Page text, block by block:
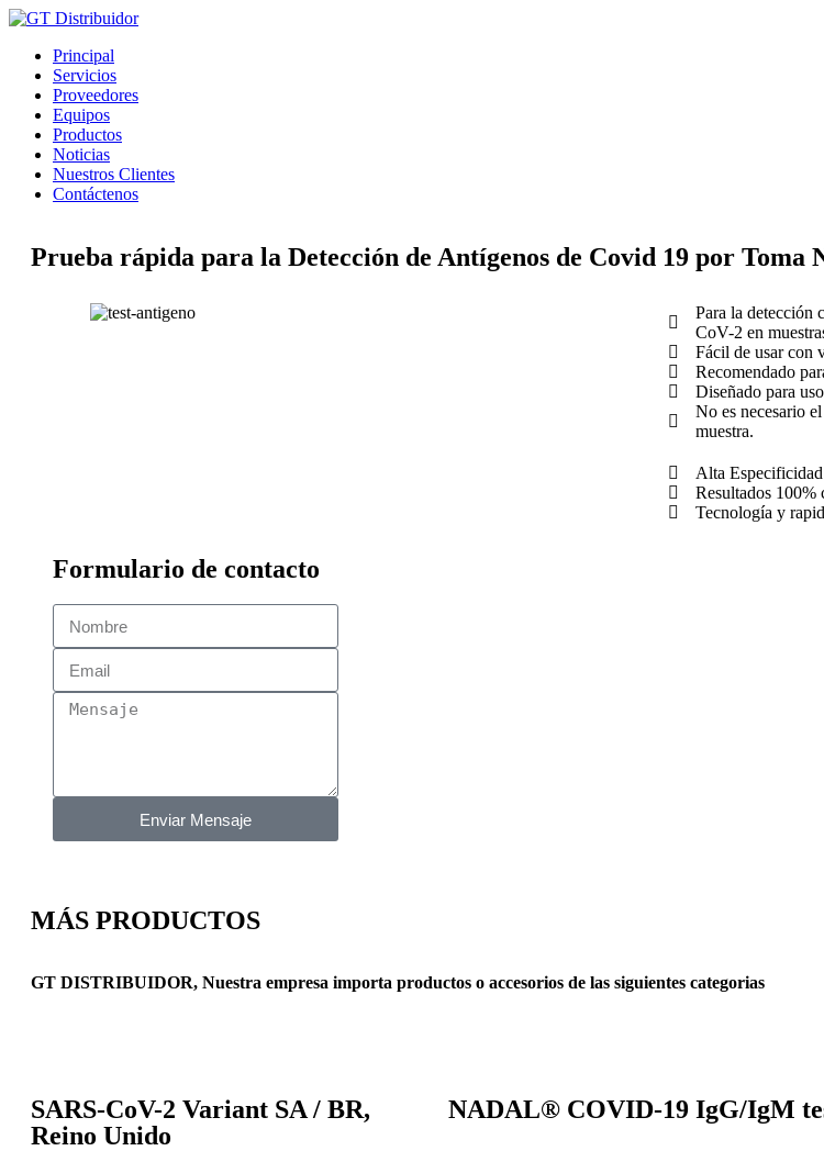
Principal
Servicios
Proveedores
Equipos
Productos
Noticias
Nuestros Clientes
Contáctenos
Prueba rápida para la Detección de Antígenos de Covid 19 por Toma
Para la detección
CoV-2 en
Fácil de usar con
Recomendado
Diseñado para
No es necesario
muestra.
Alta
Resultados 100%
Tecnología y
Formulario de contacto
Enviar Mensaje
MÁS PRODUCTOS
GT DISTRIBUIDOR, Nuestra empresa importa productos o accesorios de las siguientes categorias
SARS-CoV-2 Variant SA / BR,
Reino Unido
NADAL® COVID-19 IgG/IgM